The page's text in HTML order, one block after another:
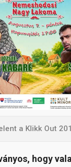
a Klikk Out
hogy